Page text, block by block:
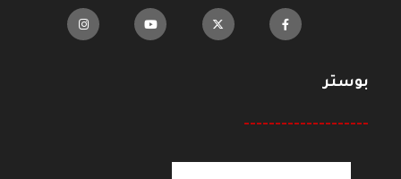
بوستر
--------------------